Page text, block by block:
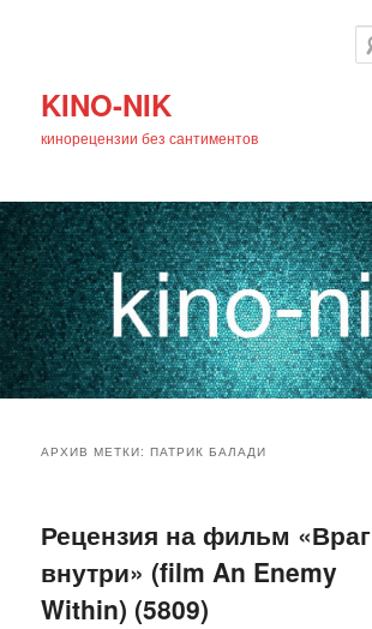
KINO-NIK
кинорецензии без сантиментов
основному
содержимому
дополнительному
содержимому
АРХИВ МЕТКИ:ПАТРИК БАЛАДИ
Рецензия на фильм «Враг
внутри» (film An Enemy
Within) (5809)